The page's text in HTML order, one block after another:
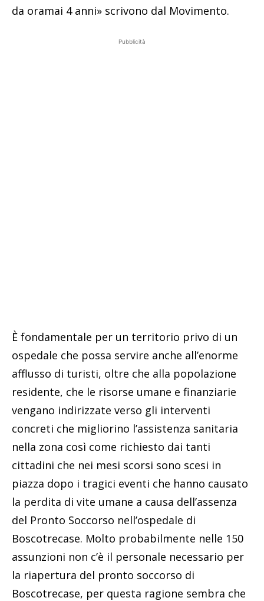
da oramai 4 anni» scrivono dal Movimento.
Pubblicità
È fondamentale per un territorio privo di un
ospedale che possa servire anche all’enorme
afflusso di turisti, oltre che alla popolazione
residente, che le risorse umane e finanziarie
vengano indirizzate verso gli interventi
concreti che migliorino l’assistenza sanitaria
nella zona così come richiesto dai tanti
cittadini che nei mesi scorsi sono scesi in
piazza dopo i tragici eventi che hanno causato
la perdita di vite umane a causa dell’assenza
del Pronto Soccorso nell’ospedale di
Boscotrecase. Molto probabilmente nelle 150
assunzioni non c’è il personale necessario per
la riapertura del pronto soccorso di
Boscotrecase, per questa ragione sembra che